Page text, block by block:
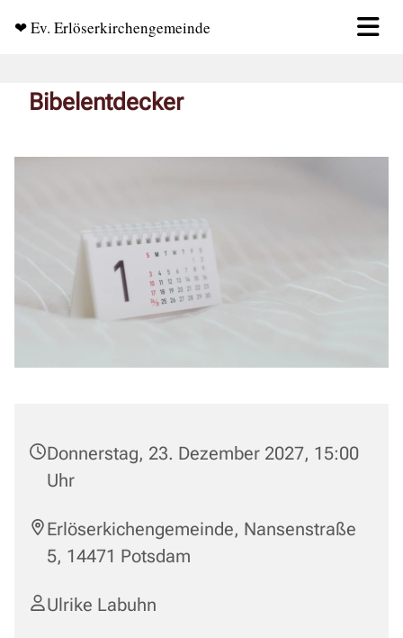
❤ Ev. Erlöserkirchengemeinde
Bibelentdecker
Donnerstag, 23. Dezember 2027, 15:00
Uhr
Erlöserkichengemeinde, Nansenstraße
5, 14471 Potsdam
Ulrike Labuhn